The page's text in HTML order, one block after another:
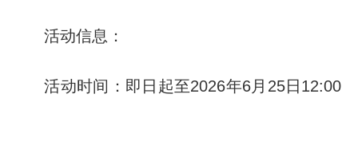
活动信息：
活动时间：即日起至2026年6月25日12:00